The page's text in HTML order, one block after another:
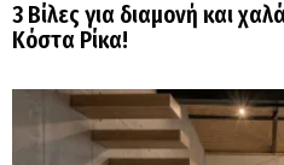
3 Βίλες για διαμονή και
Κόστα Ρίκα!